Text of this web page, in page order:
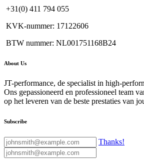
+31(0) 411 794 055
KVK-nummer: 17122606
BTW nummer: NL001751168B24
About Us
JT-performance, de specialist in high-
Ons gepassioneerd en professioneel team
op het leveren van de beste prestaties van
Subscribe
Thanks!